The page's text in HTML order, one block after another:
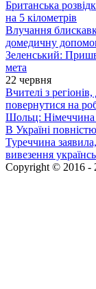
Британська
на 5 кілометрів
Влучання
домедичну
Зеленський:
мета
22 червня
Вчителі з
повернутися на
Шольц: Німеччина
В Україні
Туреччина
вивезення
Copyright © 2016 -